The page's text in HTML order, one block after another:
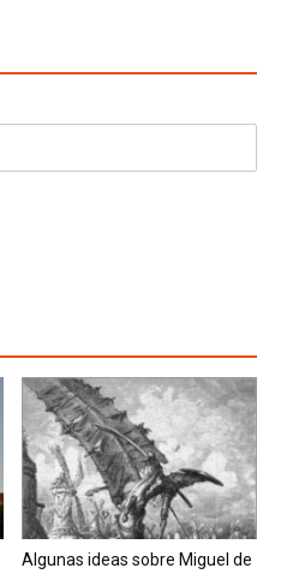
Algunas ideas sobre Miguel de